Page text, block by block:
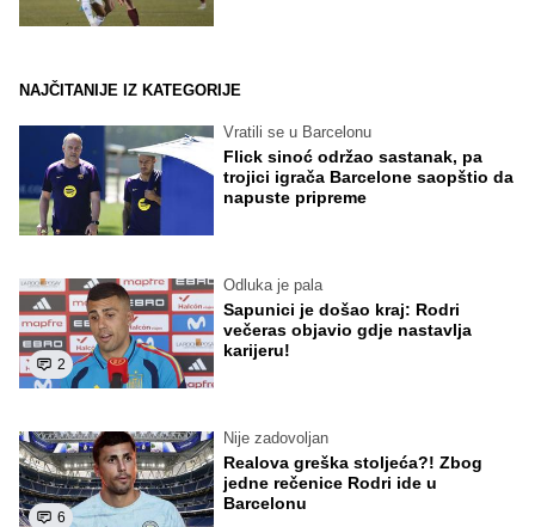
NAJČITANIJE IZ KATEGORIJE
Vratili se u Barcelonu
Flick sinoć održao sastanak, pa
trojici igrača Barcelone saopštio da
napuste pripreme
2
Odluka je pala
Sapunici je došao kraj: Rodri
večeras objavio gdje nastavlja
karijeru!
6
Nije zadovoljan
Realova greška stoljeća?! Zbog
jedne rečenice Rodri ide u
Barcelonu